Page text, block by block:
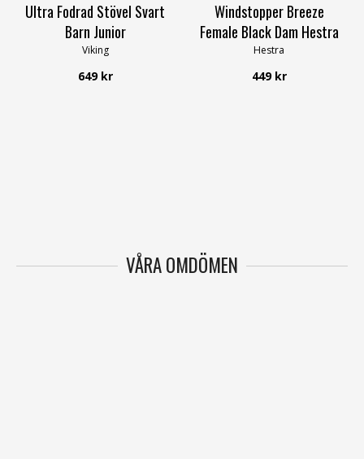
Ultra Fodrad Stövel Svart
Barn Junior
Viking
649 kr
Windstopper Breeze
Female Black Dam Hestra
Hestra
449 kr
VÅRA OMDÖMEN